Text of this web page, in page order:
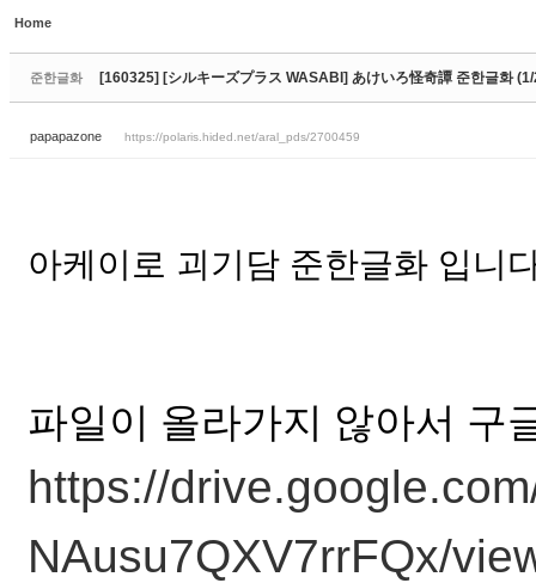
Home
준한글화 [160325] [シルキーズプラス WASABI] あけいろ怪奇譚 준한글화
papapazone https://polaris.hided.net/aral_pds/2700459
아케이로 괴기담 준한글화 입니
파일이 올라가지 않아서 구
https://
NAusu7QXV7rrFQx/
Sketchbook5, 스케치북5
Sketchbook5, 스케치북5